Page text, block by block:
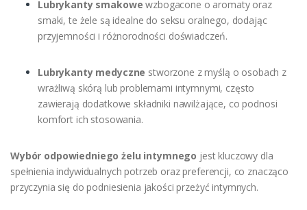
Lubrykanty smakowe wzbogacone o aromaty oraz
smaki, te żele są idealne do seksu oralnego, dodając
przyjemności i różnorodności doświadczeń.
Lubrykanty medyczne stworzone z myślą o osobach z
wrażliwą skórą lub problemami intymnymi, często
zawierają dodatkowe składniki nawilżające, co podnosi
komfort ich stosowania.
Wybór odpowiedniego żelu intymnego jest kluczowy dla
spełnienia indywidualnych potrzeb oraz preferencji, co znacząco
przyczynia się do podniesienia jakości przeżyć intymnych.